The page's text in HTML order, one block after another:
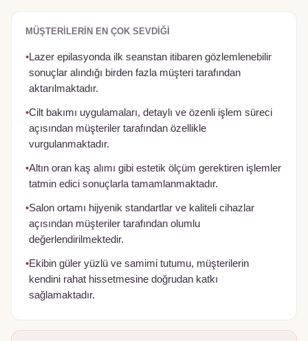
MÜŞTERILERIN EN ÇOK SEVDIĞI
•Lazer epilasyonda ilk seanstan itibaren gözlemlenebilir
sonuçlar alındığı birden fazla müşteri tarafından
aktarılmaktadır.
•Cilt bakımı uygulamaları, detaylı ve özenli işlem süreci
açısından müşteriler tarafından özellikle
vurgulanmaktadır.
•Altın oran kaş alımı gibi estetik ölçüm gerektiren işlemler
tatmin edici sonuçlarla tamamlanmaktadır.
•Salon ortamı hijyenik standartlar ve kaliteli cihazlar
açısından müşteriler tarafından olumlu
değerlendirilmektedir.
•Ekibin güler yüzlü ve samimi tutumu, müşterilerin
kendini rahat hissetmesine doğrudan katkı
sağlamaktadır.